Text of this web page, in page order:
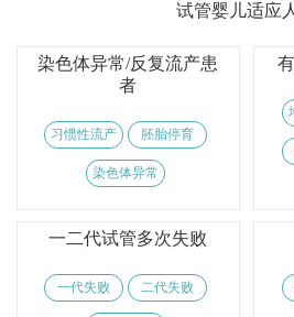
试管婴儿适应
染色体异常/反复流产患
者
习惯性流产 胚胎停育
染色体异常
一二代试管多次失败
一代失败 二代失败